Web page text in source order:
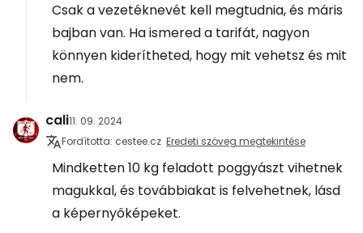
Csak a vezetéknevét kell megtudnia, és máris
bajban van. Ha ismered a tarifát, nagyon
könnyen kiderítheted, hogy mit vehetsz és mit
nem.
cali11. 09. 2024
Fordította: cestee.cz Eredeti szöveg megtekintése
Mindketten 10 kg feladott poggyászt vihetnek
magukkal, és továbbiakat is felvehetnek, lásd
a képernyőképeket.